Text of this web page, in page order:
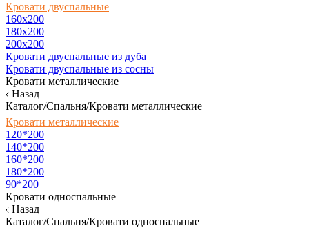
Кровати двуспальные
160х200
180x200
200x200
Кровати двуспальные из дуба
Кровати двуспальные из сосны
Кровати металлические
Назад
Каталог/Спальня/Кровати металлические
Кровати металлические
120*200
140*200
160*200
180*200
90*200
Кровати односпальные
Назад
Каталог/Спальня/Кровати односпальные